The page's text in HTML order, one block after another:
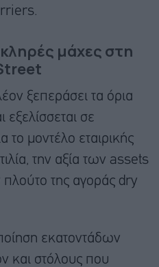
μάχες στη
ξεπεράσει τα όρια
εξελίσσεται σε
το μοντέλο εταιρικής
την αξία των assets
πλούτο της αγοράς dry
εκατοντάδων
και στόλους που